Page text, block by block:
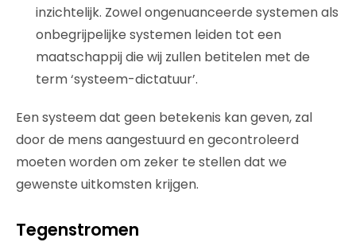
inzichtelijk. Zowel ongenuanceerde systemen als
onbegrijpelijke systemen leiden tot een
maatschappij die wij zullen betitelen met de
term ‘systeem-dictatuur’.
Een systeem dat geen betekenis kan geven, zal
door de mens aangestuurd en gecontroleerd
moeten worden om zeker te stellen dat we
gewenste uitkomsten krijgen.
Tegenstromen